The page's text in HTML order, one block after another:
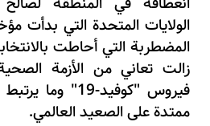
الولايات المتحدة التي بدأت
المضطربة التي أحاطت
زالت تعاني من الأزمة
فيروس "كوفيد-
ممتدة على الصعيد العالمي.